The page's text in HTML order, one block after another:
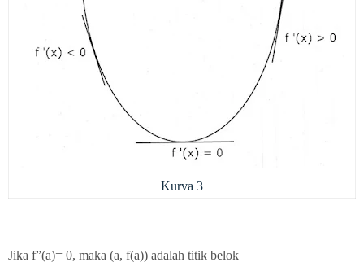
Kurva 3
Jika f”(a)= 0, maka (a, f(a)) adalah titik belok